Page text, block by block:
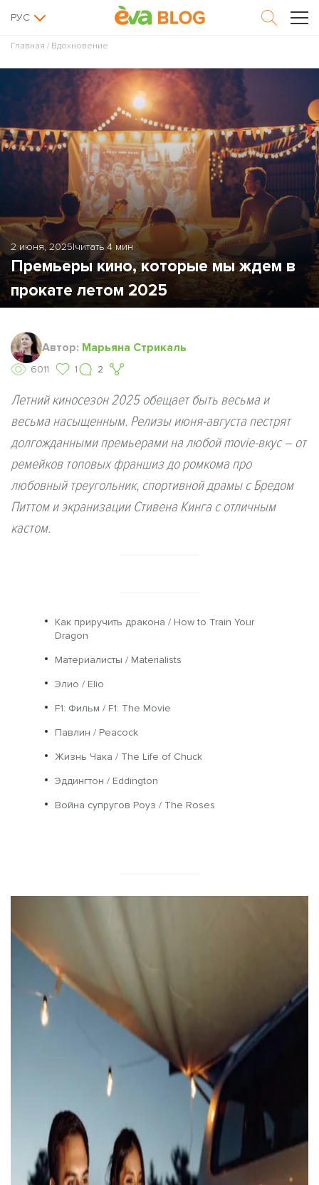
РУС
Главная / Вдохновение
2 июня, 2025|читать 4 мин
Премьеры кино, которые мы ждем в
прокате летом 2025
Автор: Марьяна Стрикаль
6011 1 2
Летний киносезон 2025 обещает быть весьма и
весьма насыщенным. Релизы июня-августа пестрят
долгожданными премьерами на любой movie-вкус – от
ремейков топовых франшиз до ромкома про
любовный треугольник, спортивной драмы с Бредом
Питтом и экранизации Стивена Кинга с отличным
кастом.
Как приручить дракона / How to Train Your
Dragon
Материалисты / Materialists
Элио / Elio
F1: Фильм / F1: The Movie
Павлин / Peacock
Жизнь Чака / The Life of Chuck
Эддингтон / Eddington
Война супругов Роуз / The Roses